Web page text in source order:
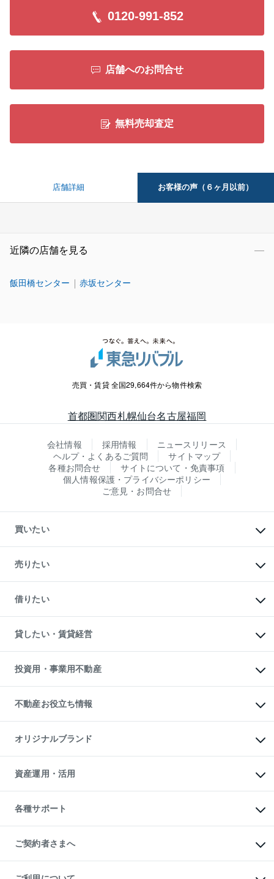
0120-991-852
店舗へのお問合せ
無料売却査定
店舗詳細 お客様の声（６ヶ月以前）
近隣の店舗を見る
飯田橋センター 赤坂センター
売買・賃貸 全国29,664件から物件検索
首都圏関西札幌仙台名古屋福岡
会社情報 採用情報
ニュースリリース
ヘルプ・よくあるご質問
サイトマップ
各種お問合せ
サイトについて・免責事項
個人情報保護・プライバシーポリシー
ご意見・お問合せ
買いたい
新築・分譲マンションの購入
中古マンションの購入
一戸建ての購入
中古一戸建ての購入
不動産購入の流れ
注目キーワード物件特集
購入ガイド
English 繁体中文簡体中文
売りたい
一戸建ての売却・査定
土地の売却・査定
スピードAI査定
不動産査定について
不動産売却の流れ
不動産買換えの流れ
売却ガイド
借りたい
オフィス・店舗の賃貸
借りるときの流れ
借りるガイド
貸したい・賃貸経営
マンション賃料データ
賃貸管理プラン
リロケーションについて
貸すガイド
投資用・事業用不動産
事業用不動産
マンション投資
投資用マンション
アパート経営
収益物件
ビル購入（ビル一棟）
投資用不動産の売却査定
事業用不動産の売却査定
不動産お役立ち情報
マンションライブラリー
人気マンションランキング
暮らしに役立つ不動産メディア
不動産相場・不動産価格情報
不動産コラム・ニュース
不動産用語集
不動産なんでもネット相談室
住まいの税金
オリジナルブランド
一棟リノベーションマンション
L`GENTE（ルジェンテ）
区分リノベーションマンション
投資用一棟レジデンスWELL
不動産小口投資
LEGACIA（レガシア）
資産運用・活用
不動産M&A
アセットマネジメント・出資
各種サポート
相続サポート
リフォームサポート
ご契約者さまへ
ご紹介・再契約特典